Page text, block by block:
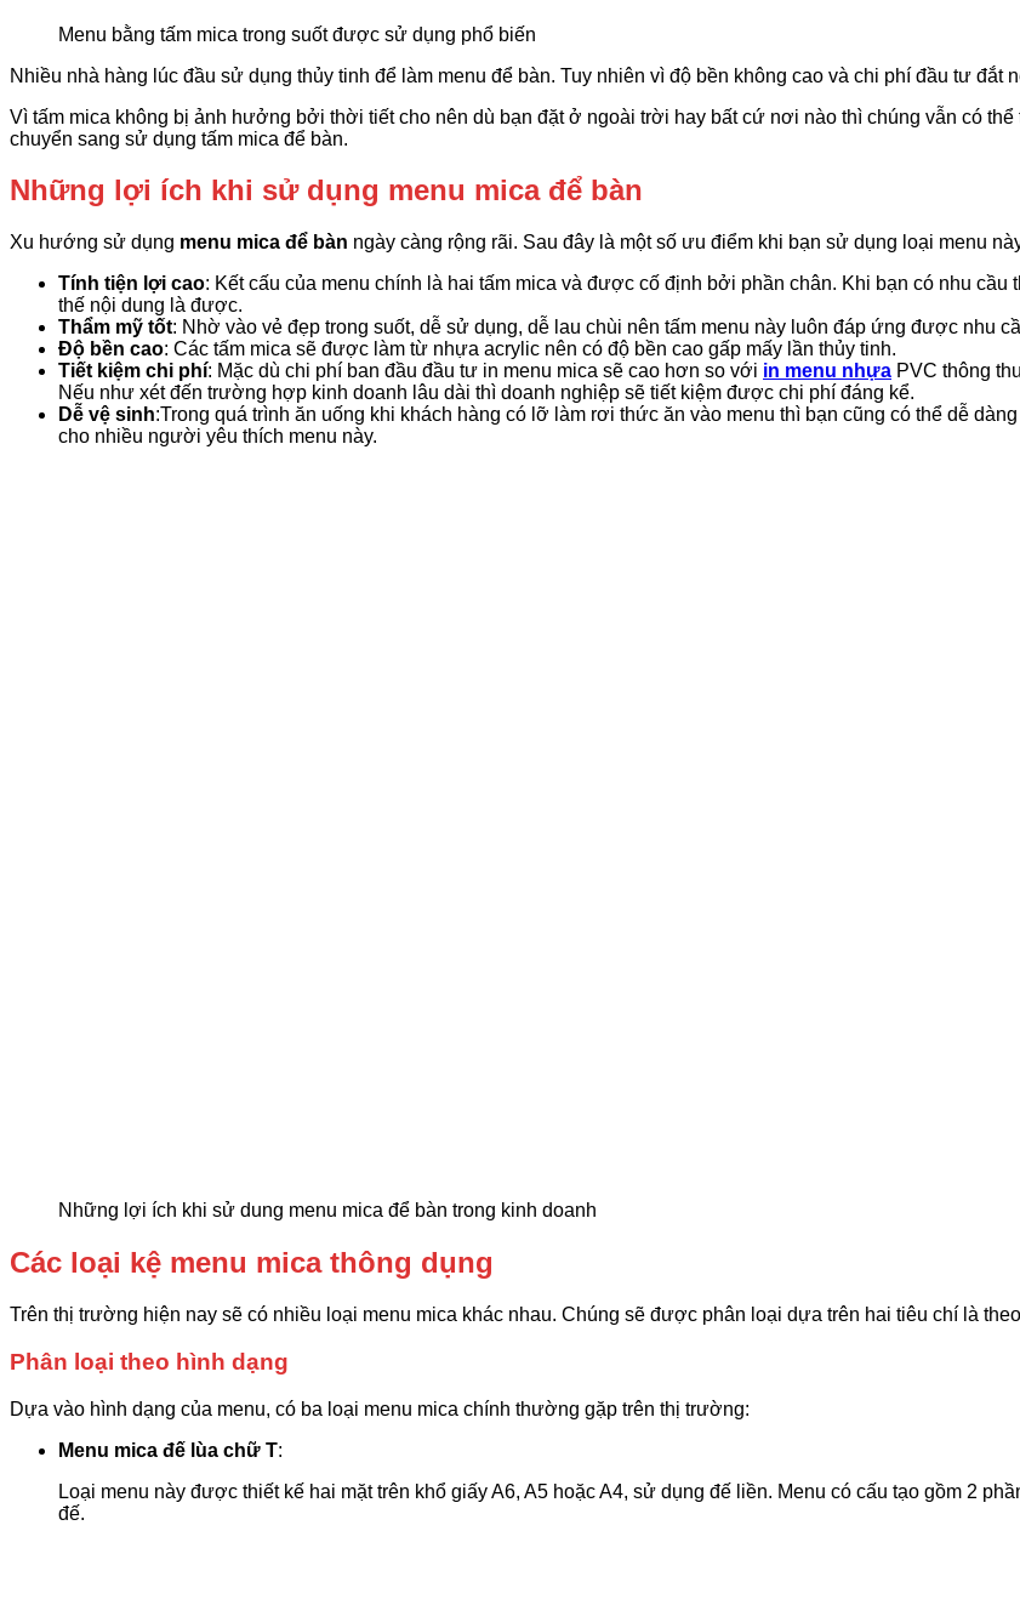
Menu bằng tấm mica trong suốt được sử dụng phổ biến
Nhiều nhà hàng lúc đầu sử dụng thủy tinh để làm menu để bàn. Tuy nhiên vì độ bền không cao và chi phí đầu tư đắt
Vì tấm mica không bị ảnh hưởng bởi thời tiết cho nên dù bạn đặt ở ngoài trời hay bất cứ nơi nào thì chúng vẫn có
chuyển sang sử dụng tấm mica để bàn.
Những lợi ích khi sử dụng menu mica để bàn
Xu hướng sử dụng menu mica để bàn ngày càng rộng rãi. Sau đây là một số ưu điểm khi bạn sử dụng loại menu
Tính tiện lợi cao: Kết cấu của menu chính là hai tấm mica và được cố định bởi phần chân. Khi bạn có nhu
thế nội dung là được.
Thẩm mỹ tốt: Nhờ vào vẻ đẹp trong suốt, dễ sử dụng, dễ lau chùi nên tấm menu này luôn đáp ứng được nhu
Độ bền cao: Các tấm mica sẽ được làm từ nhựa acrylic nên có độ bền cao gấp mấy lần thủy tinh.
Tiết kiệm chi phí: Mặc dù chi phí ban đầu đầu tư in menu mica sẽ cao hơn so với in menu nhựa PVC thông
Nếu như xét đến trường hợp kinh doanh lâu dài thì doanh nghiệp sẽ tiết kiệm được chi phí đáng kể.
Dễ vệ sinh:Trong quá trình ăn uống khi khách hàng có lỡ làm rơi thức ăn vào menu thì bạn cũng có thể dễ
cho nhiều người yêu thích menu này.
Những lợi ích khi sử dung menu mica để bàn trong kinh doanh
Các loại kệ menu mica thông dụng
Trên thị trường hiện nay sẽ có nhiều loại menu mica khác nhau. Chúng sẽ được phân loại dựa trên hai tiêu chí là
Phân loại theo hình dạng
Dựa vào hình dạng của menu, có ba loại menu mica chính thường gặp trên thị trường:
Menu mica đế lùa chữ T:
Loại menu này được thiết kế hai mặt trên khổ giấy A6, A5 hoặc A4, sử dụng đế liền. Menu có cấu tạo gồm 2
đế.